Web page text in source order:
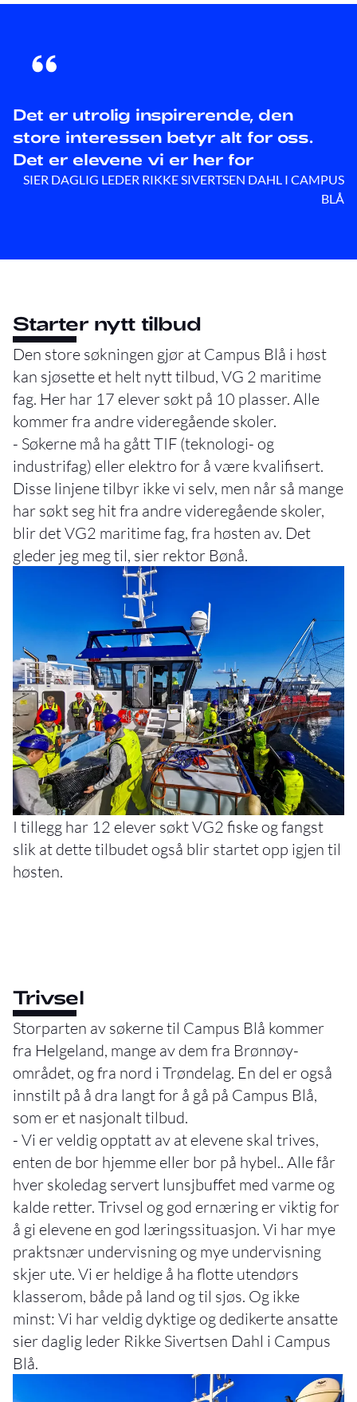
Det er utrolig inspirerende, den
store interessen betyr alt for oss.
Det er elevene vi er her for
SIER DAGLIG LEDER RIKKE SIVERTSEN DAHL I CAMPUS
BLÅ
Starter nytt tilbud
Den store søkningen gjør at Campus Blå i høst
kan sjøsette et helt nytt tilbud, VG 2 maritime
fag. Her har 17 elever søkt på 10 plasser. Alle
kommer fra andre videregående skoler.
- Søkerne må ha gått TIF (teknologi- og
industrifag) eller elektro for å være kvalifisert.
Disse linjene tilbyr ikke vi selv, men når så mange
har søkt seg hit fra andre videregående skoler,
blir det VG2 maritime fag, fra høsten av. Det
gleder jeg meg til, sier rektor Bønå.
I tillegg har 12 elever søkt VG2 fiske og fangst
slik at dette tilbudet også blir startet opp igjen til
høsten.
Trivsel
Storparten av søkerne til Campus Blå kommer
fra Helgeland, mange av dem fra Brønnøy-
området, og fra nord i Trøndelag. En del er også
innstilt på å dra langt for å gå på Campus Blå,
som er et nasjonalt tilbud.
- Vi er veldig opptatt av at elevene skal trives,
enten de bor hjemme eller bor på hybel.. Alle får
hver skoledag servert lunsjbuffet med varme og
kalde retter. Trivsel og god ernæring er viktig for
å gi elevene en god læringssituasjon. Vi har mye
praktsnær undervisning og mye undervisning
skjer ute. Vi er heldige å ha flotte utendørs
klasserom, både på land og til sjøs. Og ikke
minst: Vi har veldig dyktige og dedikerte ansatte
sier daglig leder Rikke Sivertsen Dahl i Campus
Blå.